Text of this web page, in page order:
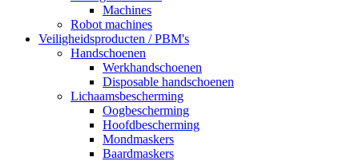
Machines
Robot machines
Veiligheidsproducten / PBM's
Handschoenen
Werkhandschoenen
Disposable handschoenen
Lichaamsbescherming
Oogbescherming
Hoofdbescherming
Mondmaskers
Baardmaskers